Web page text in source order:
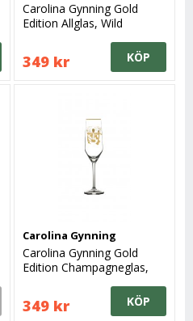
Carolina Gynning Gold
Edition Allglas, Wild
349 kr KÖP
Carolina Gynning
Carolina Gynning Gold
Edition Champagneglas,
349 kr KÖP